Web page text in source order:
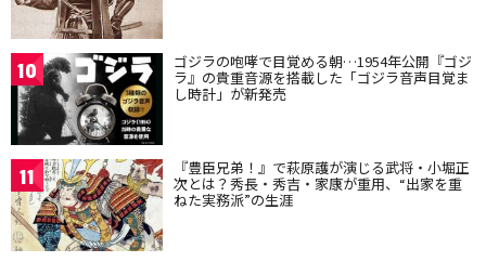
10 ゴジラの咆哮で目覚める朝…1954年公開『ゴジ
ラ』の貴重音源を搭載した「ゴジラ音声目覚ま
し時計」が新発売
11 『豊臣兄弟！』で萩原護が演じる武将・小堀正
次とは？秀長・秀吉・家康が重用、“出家を重
ねた実務派”の生涯